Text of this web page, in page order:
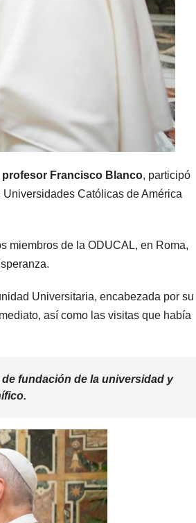
profesor Francisco Blanco, participó
Católicas de América
miembros de la ODUCAL, en Roma,
Universitaria, encabezada por su
así como las visitas que había
fundación de la universidad y